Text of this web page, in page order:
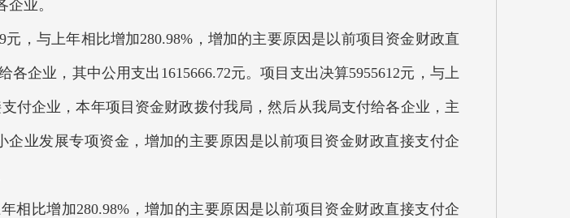
业。
，与上年相比增加280.98%，增加的主要原因是以前项目资金财政直
企业，其中公用支出1615666.72元。项目支出决算5955612元，与上
付企业，本年项目资金财政拨付我局，然后从我局支付给各企业，主
业发展专项资金，增加的主要原因是以前项目资金财政直接支付企
相比增加280.98%，增加的主要原因是以前项目资金财政直接支付企